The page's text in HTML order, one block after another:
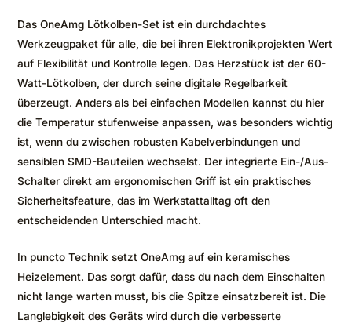
Das OneAmg Lötkolben-Set ist ein durchdachtes
Werkzeugpaket für alle, die bei ihren Elektronikprojekten Wert
auf Flexibilität und Kontrolle legen. Das Herzstück ist der 60-
Watt-Lötkolben, der durch seine digitale Regelbarkeit
überzeugt. Anders als bei einfachen Modellen kannst du hier
die Temperatur stufenweise anpassen, was besonders wichtig
ist, wenn du zwischen robusten Kabelverbindungen und
sensiblen SMD-Bauteilen wechselst. Der integrierte Ein-/Aus-
Schalter direkt am ergonomischen Griff ist ein praktisches
Sicherheitsfeature, das im Werkstattalltag oft den
entscheidenden Unterschied macht.
In puncto Technik setzt OneAmg auf ein keramisches
Heizelement. Das sorgt dafür, dass du nach dem Einschalten
nicht lange warten musst, bis die Spitze einsatzbereit ist. Die
Langlebigkeit des Geräts wird durch die verbesserte